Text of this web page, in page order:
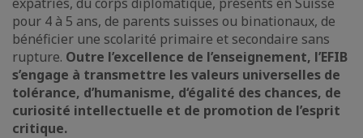
pour 4 à 5 ans, de parents suisses ou binationaux, de
bénéficier une scolarité primaire et secondaire sans
rupture. Outre l’excellence de l’enseignement, l’EFIB
s’engage à transmettre lesvaleurs universelles de
tolérance, d’humanisme, d‘égalité des chances, de
curiosité intellectuelle et de promotion de l’esprit
critique.